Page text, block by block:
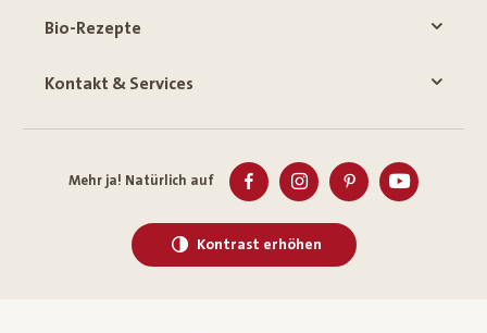
Bio-Rezepte
Kontakt & Services
Mehr ja! Natürlich auf
Kontrast erhöhen